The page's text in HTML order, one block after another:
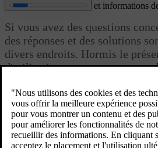
Mise à jour 30.03.2026
Assistance à la clientèle et informations
Si vous avez des questions
des réponses et des solutions
divers endroits. Hormis le
d'utilisation, vous pouvez
Assistance.
Site web et site d'assistance